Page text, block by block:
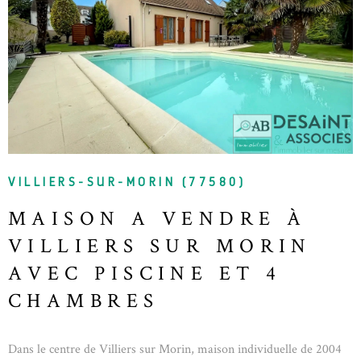
VILLIERS-SUR-MORIN (77580)
MAISON A VENDRE À
VILLIERS SUR MORIN
AVEC PISCINE ET 4
CHAMBRES
Dans le centre de Villiers sur Morin, maison individuelle de 2004
VOIR LE BIEN